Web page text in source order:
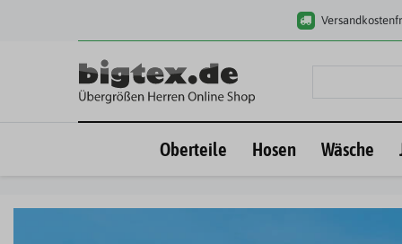
Oberteile Hosen Wäsche